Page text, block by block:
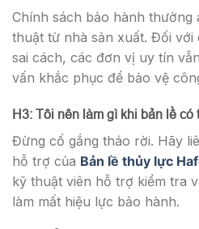
Chính sách bảo hành thường
thuật từ nhà sản xuất. Đối với
sai cách, các đơn vị uy tín
vấn khắc phục để bảo vệ
H3: Tôi nên làm gì khi bản lề có
Đừng cố gắng tháo rời. Hãy
hỗ trợ của Bản lề thủy lực
kỹ thuật viên hỗ trợ kiểm tra
làm mất hiệu lực bảo hành.